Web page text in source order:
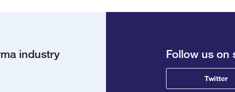
industry Follow us on
Twitter